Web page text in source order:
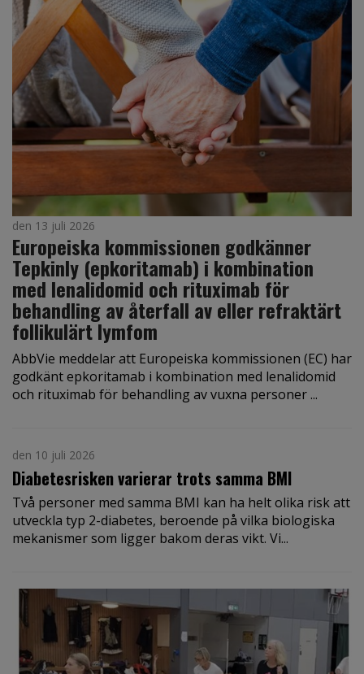
den 13 juli 2026
Europeiska kommissionen godkänner
Tepkinly (epkoritamab) i kombination
med lenalidomid och rituximab för
behandling av återfall av eller refraktärt
follikulärt lymfom
AbbVie meddelar att Europeiska kommissionen (EC) har
godkänt epkoritamab i kombination med lenalidomid
och rituximab för behandling av vuxna personer ...
den 10 juli 2026
Diabetesrisken varierar trots samma BMI
Två personer med samma BMI kan ha helt olika risk att
utveckla typ 2-diabetes, beroende på vilka biologiska
mekanismer som ligger bakom deras vikt. Vi...